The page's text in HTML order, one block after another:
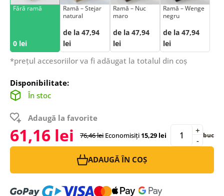
Fără ramă
0 lei
Ramă – Stejar
natural
de la 47,94
lei
Ramă – Nuc
maro
de la 47,94
lei
Ramă – Wenge
negru
de la 47,94
lei
*prețul accesoriilor va fi adăugat la totalul din coș
Disponibilitate:
În stoc
Adaugă la favorite
61,16 lei 76,46 lei Economisiți15,29 lei -
+ buc
ADAUGĂ ÎN COȘ